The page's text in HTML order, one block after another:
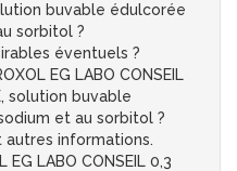
buvable édulcorée
sorbitol ?
éventuels ?
EG LABO CONSEIL
solution buvable
et au sorbitol ?
autres informations.
EG LABO CONSEIL 0,3